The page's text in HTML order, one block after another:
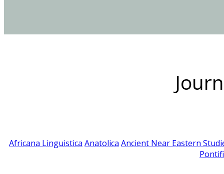
Africana Linguistica Anatolica Ancient Near Eastern